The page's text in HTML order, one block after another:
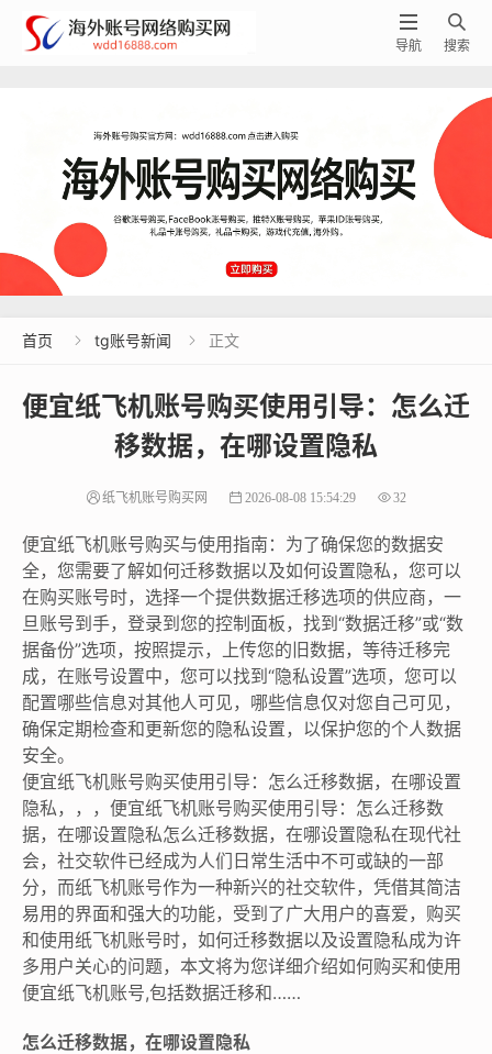

搜索

导航
首页  tg账号新闻  正文
便宜纸飞机账号购买使用引导：怎么迁
移数据，在哪设置隐私
纸飞机账号购买网 2026-08-08 15:54:29 32
便宜纸飞机账号购买与使用指南：为了确保您的数据安
全，您需要了解如何迁移数据以及如何设置隐私，您可以
在购买账号时，选择一个提供数据迁移选项的供应商，一
旦账号到手，登录到您的控制面板，找到“数据迁移”或“数
据备份”选项，按照提示，上传您的旧数据，等待迁移完
成，在账号设置中，您可以找到“隐私设置”选项，您可以
配置哪些信息对其他人可见，哪些信息仅对您自己可见，
确保定期检查和更新您的隐私设置，以保护您的个人数据
安全。
便宜纸飞机账号购买使用引导：怎么迁移数据，在哪设置
隐私，，，便宜纸飞机账号购买使用引导：怎么迁移数
据，在哪设置隐私怎么迁移数据，在哪设置隐私在现代社
会，社交软件已经成为人们日常生活中不可或缺的一部
分，而纸飞机账号作为一种新兴的社交软件，凭借其简洁
易用的界面和强大的功能，受到了广大用户的喜爱，购买
和使用纸飞机账号时，如何迁移数据以及设置隐私成为许
多用户关心的问题，本文将为您详细介绍如何购买和使用
便宜纸飞机账号,包括数据迁移和……
怎么迁移数据，在哪设置隐私